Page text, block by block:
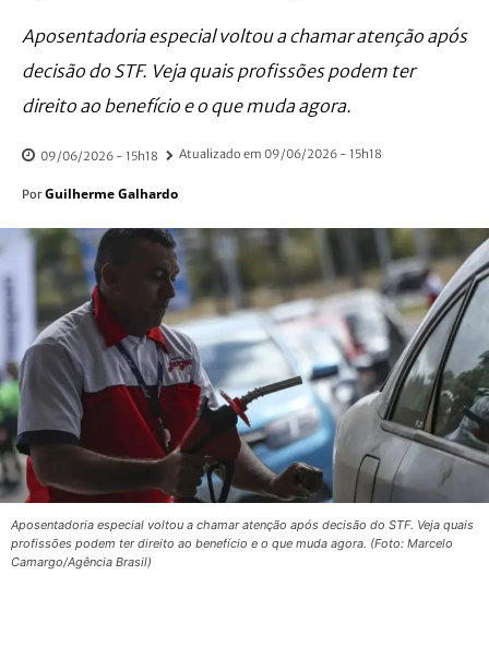
Aposentadoria especial voltou a chamar atenção após
decisão do STF. Veja quais profissões podem ter
direito ao benefício e o que muda agora.
09/06/2026 - 15h18 Atualizado em 09/06/2026 - 15h18
Por Guilherme Galhardo
Aposentadoria especial voltou a chamar atenção após decisão do STF. Veja quais
profissões podem ter direito ao benefício e o que muda agora. (Foto: Marcelo
Camargo/Agência Brasil)